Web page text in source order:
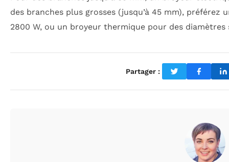
des branches plus grosses (jusqu’à 45 mm),
2800 W, ou un broyeur thermique pour des diamètres
Partager :